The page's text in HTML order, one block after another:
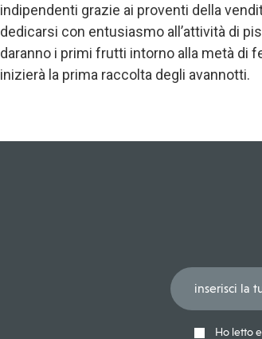
indipendenti grazie ai proventi della
dedicarsi con entusiasmo all’attività di
daranno i primi frutti intorno alla metà di
inizierà la prima raccolta degli avannotti.
Ho letto